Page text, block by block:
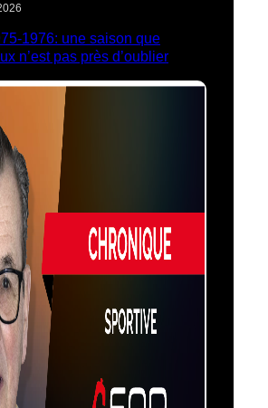
1976: une saison que
n’est pas près d’oublier